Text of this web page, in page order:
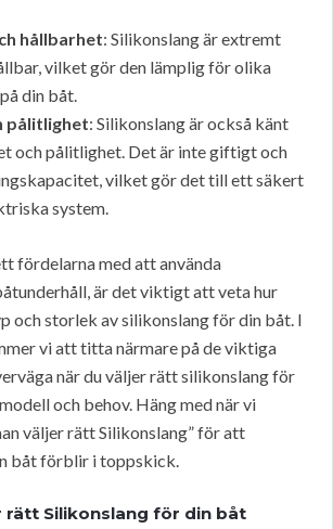
hållbarhet: Silikonslang är extremt
vilket gör den lämplig för olika
din båt.
pålitlighet: Silikonslang är också känt
och pålitlighet. Det är inte giftigt och
vilket gör det till ett säkert
system.
fördelarna med att använda
är det viktigt att veta hur
och storlek av silikonslang för din båt. I
vi att titta närmare på de viktiga
när du väljer rätt silikonslang för
och behov. Häng med när vi
väljer rätt Silikonslang” för att
båt förblir i toppskick.
rätt Silikonslang för din båt